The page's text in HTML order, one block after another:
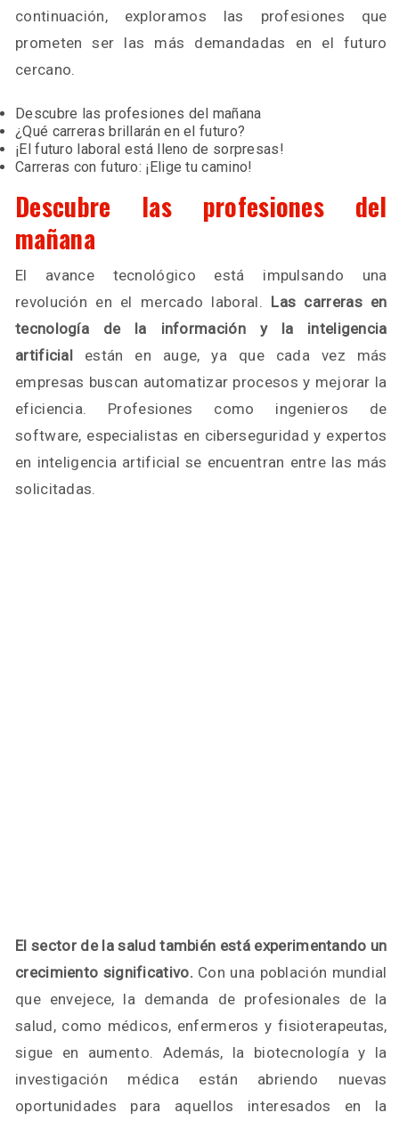
continuación, exploramos las profesiones que
prometen ser las más demandadas en el futuro
cercano.
Descubre las profesiones del mañana
¿Qué carreras brillarán en el futuro?
¡El futuro laboral está lleno de sorpresas!
Carreras con futuro: ¡Elige tu camino!
Descubre las profesiones del
mañana
El avance tecnológico está impulsando una
revolución en el mercado laboral. Las carreras en
tecnología de la información y la inteligencia
artificial están en auge, ya que cada vez más
empresas buscan automatizar procesos y mejorar la
eficiencia. Profesiones como ingenieros de
software, especialistas en ciberseguridad y expertos
en inteligencia artificial se encuentran entre las más
solicitadas.
El sector de la salud también está experimentando un
crecimiento significativo. Con una población mundial
que envejece, la demanda de profesionales de la
salud, como médicos, enfermeros y fisioterapeutas,
sigue en aumento. Además, la biotecnología y la
investigación médica están abriendo nuevas
oportunidades para aquellos interesados en la